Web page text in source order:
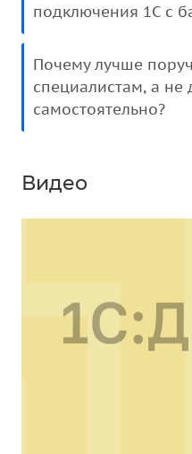
подключения 1С с
Почему лучше
специалистам, а не
самостоятельно?
Видео